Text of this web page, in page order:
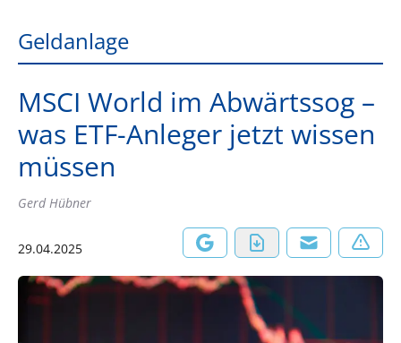
Geldanlage
MSCI World im Abwärtssog –
was ETF-Anleger jetzt wissen
müssen
Gerd Hübner
29.04.2025